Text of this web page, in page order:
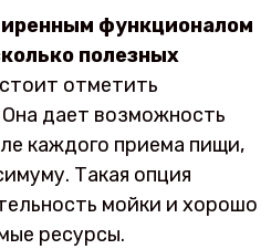
функционалом
полезных
отметить
дает возможность
каждого приема пищи,
Такая опция
мойки и хорошо
ресурсы.